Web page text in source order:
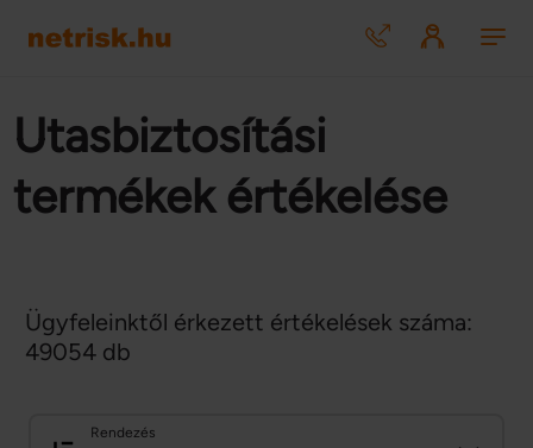
Utasbiztosítási
termékek értékelése
Ügyfeleinktől érkezett értékelések száma:
49054 db
Rendezés